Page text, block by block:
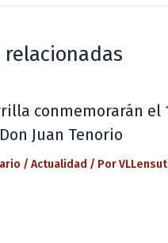
relacionadas
conmemorarán
Juan Tenorio
/ Actualidad / Por